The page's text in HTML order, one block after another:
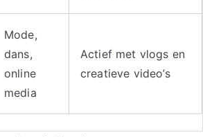
Mode,
dans,
online
media
Actief met vlogs en
creatieve video’s